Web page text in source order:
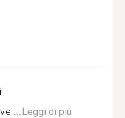
Leggi di più